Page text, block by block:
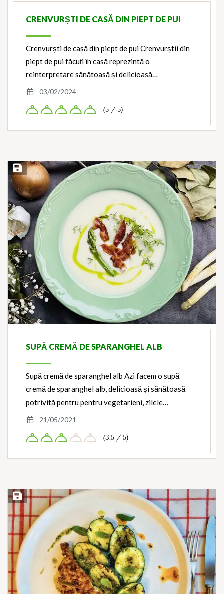
CRENVURȘTI DE CASĂ DIN PIEPT DE PUI
Crenvurști de casă din piept de pui Crenvurștii din
piept de pui făcuți în casă reprezintă o
reinterpretare sănătoasă și delicioasă…
03/02/2024
(5 / 5)
Save Recipe
SUPĂ CREMĂ DE SPARANGHEL ALB
Supă cremă de sparanghel alb Azi facem o supă
cremă de sparanghel alb, delicioasă și sănătoasă
potrivită pentru pentru vegetarieni, zilele…
21/05/2021
(3.5 / 5)
Save Recipe